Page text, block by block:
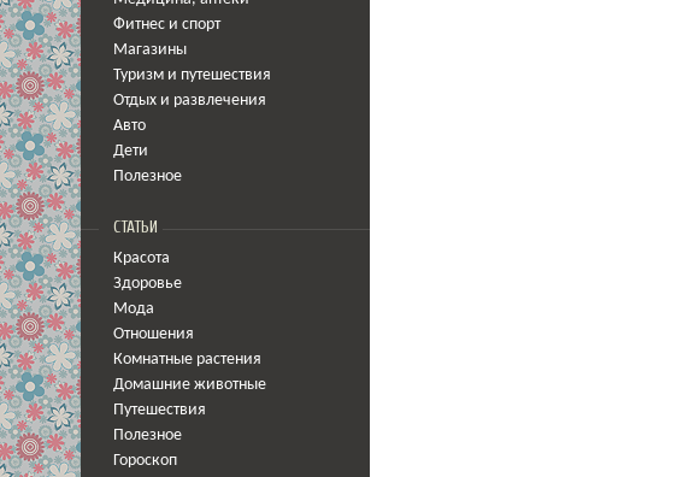
Фитнес и спорт
Магазины
Туризм и путешествия
Отдых и развлечения
Авто
Дети
Полезное
СТАТЬИ
Красота
Здоровье
Мода
Отношения
Комнатные растения
Домашние животные
Путешествия
Полезное
Гороскоп